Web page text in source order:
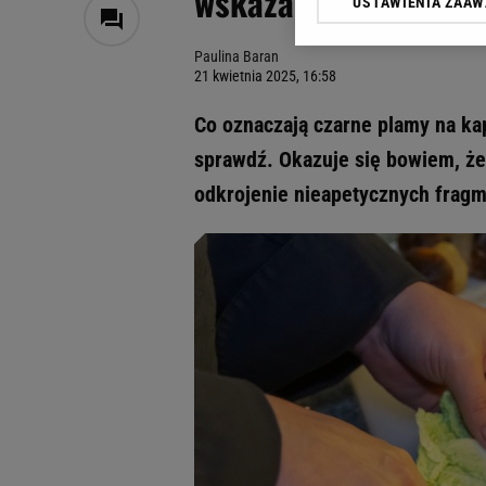
Paulina Baran
21 kwietnia 2025, 16:58
Co oznaczają czarne plamy na
sprawdź. Okazuje się bowiem,
odkrojenie nieapetycznych
Klikając „Akceptuję”
odnośnik „Ustawienia
My, nasi Zaufani
Użycie dokładnych
Przechowywanie